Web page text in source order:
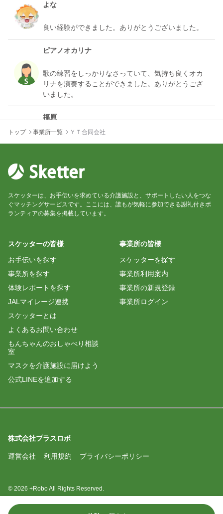
よな
ピアノオカリナ
歌の練習をしっかりなさっていて、気持ち良くオカ
リナを演奏することができました。ありがとうござ
福原
7月はもう予定埋めてしまっていますが、来月以降、
リエーションの腕を磨きたいので、ぜひ声をかけて
トップ 事業所一覧 ＹＴ合同会社
スケッターは、お手伝いを求めている介護施設と、サポートしたい人をつな
ぐマッチングサービスです。ここには、誰もが気軽に参加できる謝礼付きボ
ランティアの募集を掲載しています。
スケッターの皆様
お手伝いを探す
事業所を探す
体験レポートを探す
JALマイレージ連携
スケッターとは
よくあるお問い合わせ
もんちゃんのおしゃべり相談
室
マスクを介護施設に届けよう
公式LINEを追加する
事業所の皆様
スケッターを探す
事業所利用案内
事業所の新規登録
事業所ログイン
株式会社プラスロボ
運営会社 利用規約 プライバシーポリシー
© 2026 +Robo All Rights Reserved.